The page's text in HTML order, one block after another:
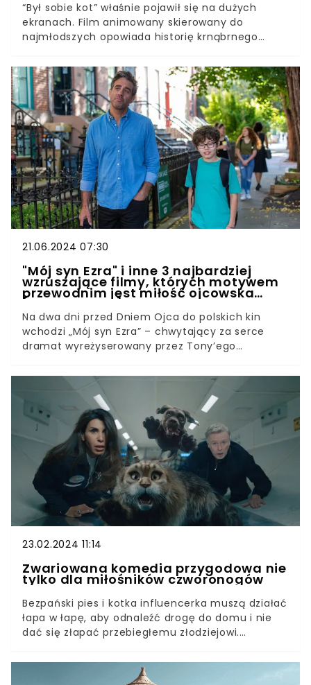
“Był sobie kot” właśnie pojawił się na dużych
ekranach. Film animowany skierowany do
najmłodszych opowiada historię krnąbrnego
rzeczywistością. Jak zakończy się jego przygoda z
dziesięcioma życiami? Bohaterom głosów
udzieliła gwiazdorska obsada.
21.06.2024 07:30
"Mój syn Ezra" i inne 3 najbardziej
wzruszające filmy, których motywem
przewodnim jest miłość ojcowska
[ZESTAWIENIE]
Na dwa dni przed Dniem Ojca do polskich kin
wchodzi „Mój syn Ezra” – chwytający za serce
dramat wyreżyserowany przez Tony’ego
ojcowskiej miłości, która z całą pewnością
pozostawi widzów z głową pełną głębokich
refleksji. Ogromnym atutem produkcji jest
gwiazdorska obsada. W „Mój syn Ezra” wystąpiła
plejada uznanych i popularnych aktorów, m. in.
Bobby Cannavale, Robert De Niro, Whoopi
Goldberg I Rose Byrne.
23.02.2024 11:14
Zwariowana komedia przygodowa nie
tylko dla miłośników czworonogów
Bezpański pies i kotka influencerka muszą działać
łapa w łapę, aby odnaleźć drogę do domu i nie
dać się złapać przebiegłemu złodziejowi.
specjalne i zwroty akcji, od których można dostać